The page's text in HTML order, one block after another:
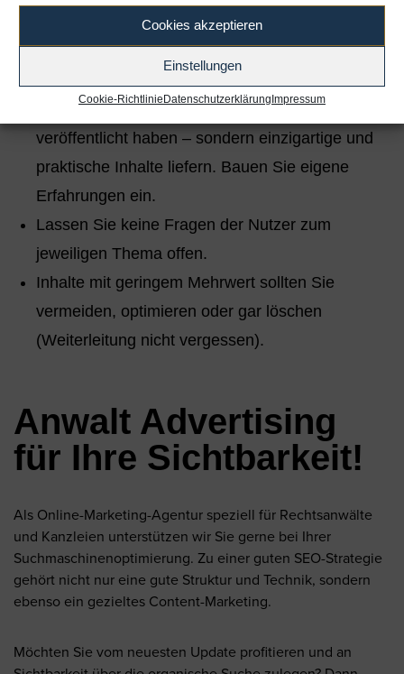
Cookies akzeptieren
Einstellungen
Cookie-RichtlinieDatenschutzerklärungImpressum
Inhalte für die Zielgruppe.
Lieber weniger und gute Inhalte produzieren als
Nicht nur zusammenfassen, was andere bereits
veröffentlicht haben – sondern einzigartige und
praktische Inhalte liefern. Bauen Sie eigene
Erfahrungen ein.
Lassen Sie keine Fragen der Nutzer zum
jeweiligen Thema offen.
Inhalte mit geringem Mehrwert sollten Sie
vermeiden, optimieren oder gar löschen
(Weiterleitung nicht vergessen).
Anwalt Advertising
für Ihre Sichtbarkeit!
Als Online-Marketing-Agentur speziell für Rechtsanwälte
und Kanzleien unterstützen wir Sie gerne bei Ihrer
Suchmaschinenoptimierung. Zu einer guten SEO-Strategie
gehört nicht nur eine gute Struktur und Technik, sondern
ebenso ein gezieltes Content-Marketing.
Möchten Sie vom neuesten Update profitieren und an